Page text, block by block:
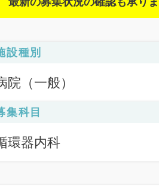
設種別
院（一般）
集科目
環器内科